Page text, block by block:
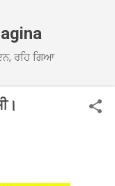
ਰਹਿ ਗਿਆ